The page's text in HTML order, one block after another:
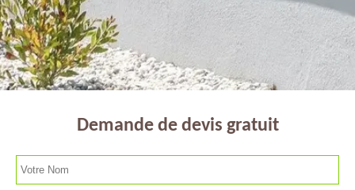
Demande de devis gratuit